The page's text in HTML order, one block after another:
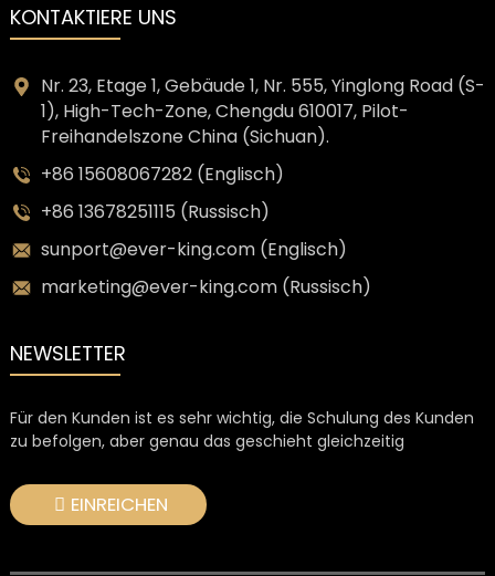
KONTAKTIERE UNS
Nr. 23, Etage 1, Gebäude 1, Nr. 555, Yinglong Road (S-
1), High-Tech-Zone, Chengdu 610017, Pilot-
Freihandelszone China (Sichuan).
+86 15608067282 (Englisch)
+86 13678251115 (Russisch)
sunport@ever-king.com (Englisch)
marketing@ever-king.com (Russisch)
NEWSLETTER
Für den Kunden ist es sehr wichtig, die Schulung des Kunden
zu befolgen, aber genau das geschieht gleichzeitig
EINREICHEN